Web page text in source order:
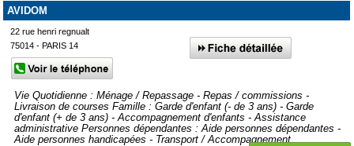
AVIDOM
22 rue henri regnualt
75014 - PARIS 14
Vie Quotidienne : Ménage / Repassage - Repas / commissions -
Livraison de courses Famille : Garde d'enfant (- de 3 ans) - Garde
d'enfant (+ de 3 ans) - Accompagnement d'enfants - Assistance
administrative Personnes dépendantes : Aide personnes dépendantes -
Aide personnes handicapées - Transport / Accompagnement